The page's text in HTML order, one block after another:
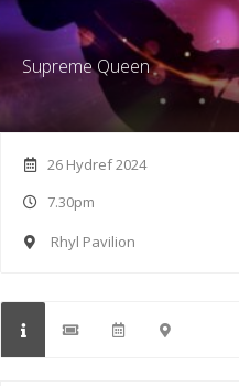
Supreme Queen
26 Hydref 2024
7.30pm
Rhyl Pavilion